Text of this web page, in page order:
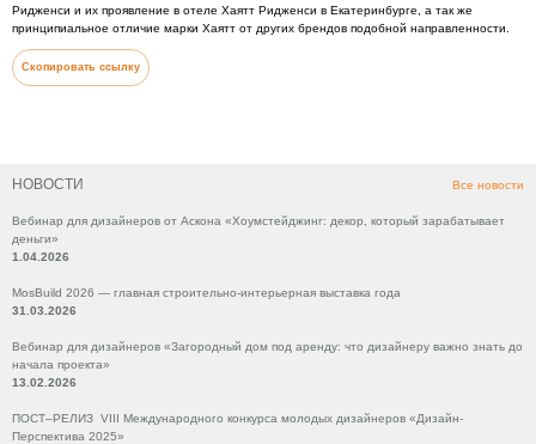
НОВОСТИ Все новости
Вебинар для дизайнеров от Аскона «Хоумстейджинг: декор, который зарабатывает
деньги»
1.04.2026
MosBuild 2026 — главная строительно-интерьерная выставка года
31.03.2026
Вебинар для дизайнеров «Загородный дом под аренду: что дизайнеру важно знать до
начала проекта»
13.02.2026
ПОСТ–РЕЛИЗ VIII Международного конкурса молодых дизайнеров «Дизайн-
Перспектива 2025»
Ридженси и их проявление в отеле Хаятт Ридженси в Екатеринбурге, а так же
принципиальное отличие марки Хаятт от других брендов подобной направленности.
Скопировать ссылку